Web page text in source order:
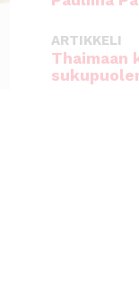
ARTIKKELI
Thaimaan